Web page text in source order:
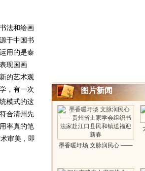
法和绘画
于中国书
用的是秦
现国画
的艺术观
，有一次
模式的这
合清州先
率真的笔
审美，即
图片新闻
墨香暖圩场 文脉润民心 ——